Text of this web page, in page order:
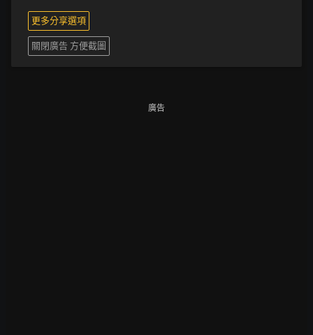
更多分享選項
關閉廣告 方便截圖
廣告